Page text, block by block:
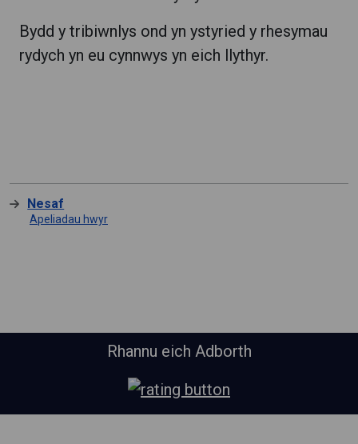
Bydd y tribiwnlys ond yn ystyried y rhesymau
rydych yn eu cynnwys yn eich llythyr.
Nesaf
Apeliadau hwyr
Rhannu eich Adborth